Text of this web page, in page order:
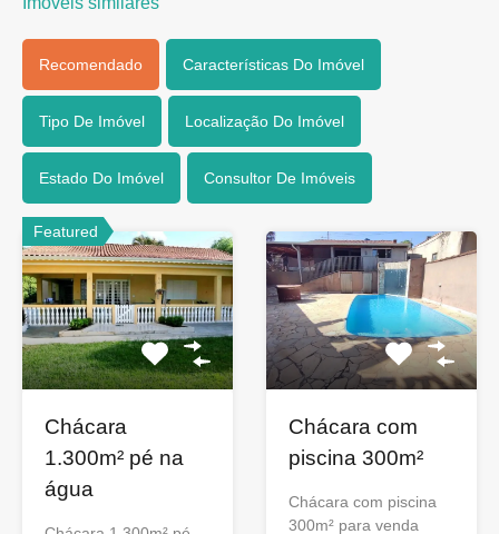
Recomendado Características Do Imóvel
Tipo De Imóvel Localização Do Imóvel
Estado Do Imóvel Consultor De Imóveis
Featured
Chácara
1.300m² pé na
água
Chácara com
piscina 300m²
Chácara com piscina
300m² para venda